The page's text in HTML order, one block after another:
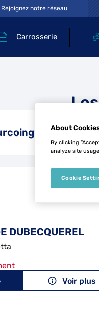
Carrosserie
Rejoignez notre réseau
DUBECQUEREL
Voir plus
About
By clicking
analyze site
Cookie